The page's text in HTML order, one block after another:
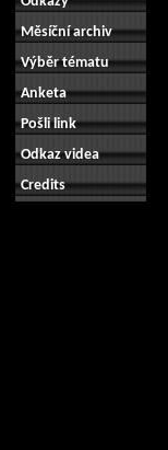
Měsíční archiv
Výběr tématu
Anketa
Pošli link
Odkaz videa
Credits